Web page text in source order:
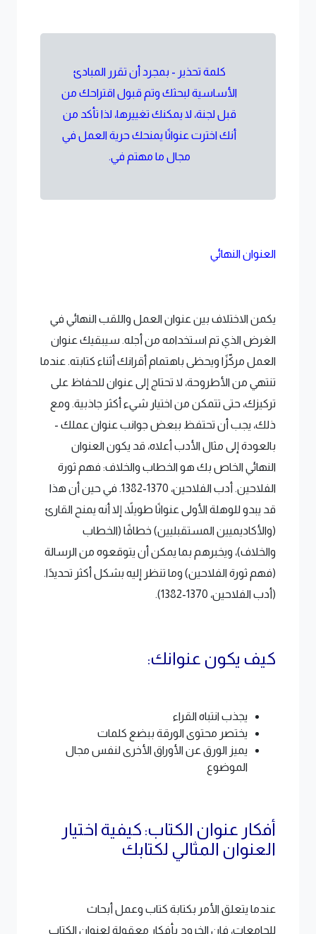
كلمة تحذير - بمجرد أن تقرر المبادئ
الأساسية لبحثك وتم قبول اقتراحك من
قبل لجنة، لا يمكنك تغييرها، لذا تأكد من
أنك اخترت عنوانًا يمنحك حرية العمل في
مجال ما مهتم في.
العنوان النهائي
يكمن الاختلاف بين عنوان العمل واللقب النهائي في
الغرض الذي تم استخدامه من أجله. سيبقيك عنوان
العمل مركّزًا ويحظى باهتمام أقرانك أثناء كتابته. عندما
تنتهي من الأطروحة، لا تحتاج إلى عنوان للحفاظ على
تركيزك، حتى تتمكن من اختيار شيء أكثر جاذبية. ومع
ذلك، يجب أن تحتفظ ببعض جوانب عنوان عملك -
بالعودة إلى مثال الأدب أعلاه، قد يكون العنوان
النهائي الخاص بك هو الخطاب والخلاف: فهم ثورة
الفلاحين. أدب الفلاحين، 1370-1382. في حين أن هذا
قد يبدو للوهلة الأولى عنوانًا طويلاً، إلا أنه يمنح القارئ
(والأكاديميين المستقبليين) خطافًا (الخطاب
والخلاف)، ويخبرهم بما يمكن أن يتوقعوه من الرسالة
(فهم ثورة الفلاحين) وما تنظر إليه بشكل أكثر تحديدًا.
(أدب الفلاحين، 1370-1382).
كيف يكون عنوانك:
يجذب انتباه القراء
يختصر محتوى الورقة ببضع كلمات
يميز الورق عن الأوراق الأخرى لنفس مجال
الموضوع
أفكار عنوان الكتاب: كيفية اختيار
العنوان المثالي لكتابك
عندما يتعلق الأمر بكتابة كتاب وعمل أبحاث
للجامعات، فإن الخروج بأفكار معقولة لعنوان الكتاب